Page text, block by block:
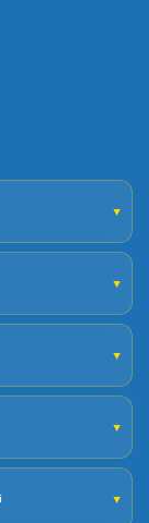
▼
▼
▼
▼
▼